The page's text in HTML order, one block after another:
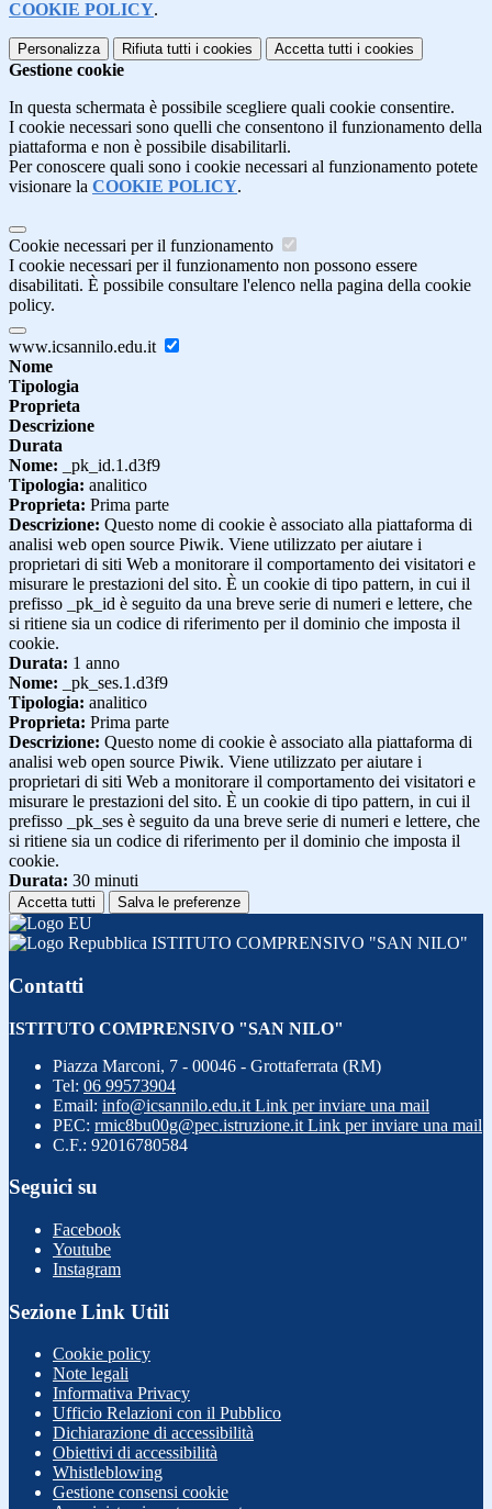
COOKIE POLICY.
Personalizza Rifiuta tutti i cookies Accetta tutti i cookies
Gestione cookie
In questa schermata è possibile scegliere quali cookie consentire.
I cookie necessari sono quelli che consentono il funzionamento della
piattaforma e non è possibile disabilitarli.
Per conoscere quali sono i cookie necessari al funzionamento potete
visionare la COOKIE POLICY.
Cookie necessari per il funzionamento
I cookie necessari per il funzionamento non possono essere
disabilitati. È possibile consultare l'elenco nella pagina della cookie
policy.
www.icsannilo.edu.it
Nome
Tipologia
Proprieta
Descrizione
Durata
Nome: _pk_id.1.d3f9
Tipologia: analitico
Proprieta: Prima parte
Descrizione: Questo nome di cookie è associato alla piattaforma di
analisi web open source Piwik. Viene utilizzato per aiutare i
proprietari di siti Web a monitorare il comportamento dei visitatori e
misurare le prestazioni del sito. È un cookie di tipo pattern, in cui il
prefisso _pk_id è seguito da una breve serie di numeri e lettere, che
si ritiene sia un codice di riferimento per il dominio che imposta il
cookie.
Durata: 1 anno
Nome: _pk_ses.1.d3f9
Tipologia: analitico
Proprieta: Prima parte
Descrizione: Questo nome di cookie è associato alla piattaforma di
analisi web open source Piwik. Viene utilizzato per aiutare i
proprietari di siti Web a monitorare il comportamento dei visitatori e
misurare le prestazioni del sito. È un cookie di tipo pattern, in cui il
prefisso _pk_ses è seguito da una breve serie di numeri e lettere, che
si ritiene sia un codice di riferimento per il dominio che imposta il
cookie.
Durata: 30 minuti
Accetta tutti Salva le preferenze
ISTITUTO COMPRENSIVO "SAN NILO"
Contatti
ISTITUTO COMPRENSIVO "SAN NILO"
Piazza Marconi, 7 - 00046 - Grottaferrata (RM)
Tel: 06 99573904
Email: info@icsannilo.edu.it Link per inviare una mail
PEC: rmic8bu00g@pec.istruzione.it Link per inviare una mail
C.F.: 92016780584
Seguici su
Facebook
Youtube
Instagram
Sezione Link Utili
Cookie policy
Note legali
Informativa Privacy
Ufficio Relazioni con il Pubblico
Dichiarazione di accessibilità
Obiettivi di accessibilità
Whistleblowing
Gestione consensi cookie